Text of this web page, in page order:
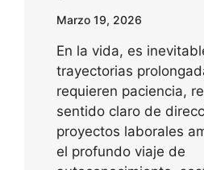
Marzo 19, 2026
En la vida, es
trayectorias
requieren paciencia,
sentido claro de
proyectos laborales
el profundo viaje de